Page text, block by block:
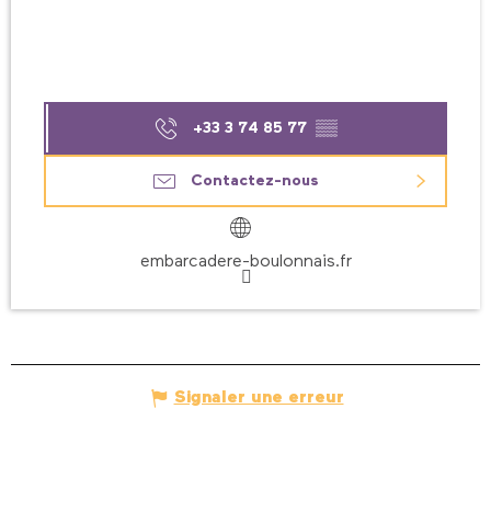
+33 3 74 85 77 ▒▒
Contactez-nous
embarcadere-boulonnais.fr
Signaler une erreur